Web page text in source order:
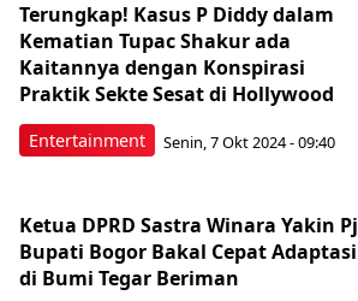
Entertainment
Terungkap! Kasus P Diddy dalam
Kematian Tupac Shakur ada
Kaitannya dengan Konspirasi
Praktik Sekte Sesat di Hollywood
Senin, 7 Okt 2024 - 09:40
Ketua DPRD Sastra Winara Yakin Pj
Bupati Bogor Bakal Cepat Adaptasi
di Bumi Tegar Beriman